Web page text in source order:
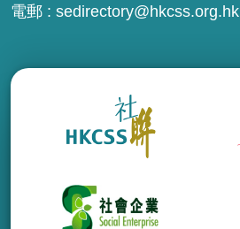
電郵 : sedirectory@hkcss.org.hk